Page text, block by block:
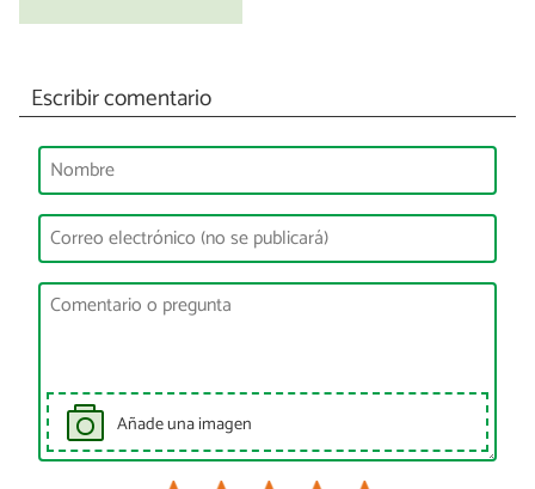
Escribir comentario
Añade una imagen